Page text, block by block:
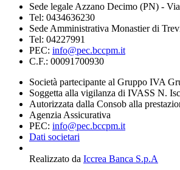
Sede legale Azzano Decimo (PN) -
Tel: 0434636230
Sede Amministrativa Monastier di
Tel: 04227991
PEC: info@pec.bccpm.it
C.F.: 00091700930
Società partecipante al Gruppo IVA
Soggetta alla vigilanza di IVASS N.
Autorizzata dalla Consob alla
Agenzia Assicurativa
PEC: info@pec.bccpm.it
Dati societari
Realizzato da Iccrea Banca S.p.A